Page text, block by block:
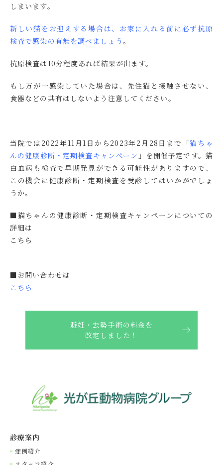
しまいます。
新しい猫をお迎えする場合は、お家に入れる前に必ず抗原
検査で感染の有無を調べましょう 。
抗原検査は10分程度あれば結果が出ます。
もし万が一感染していた場合は、先住猫と接触させない、
食器などの共有はしないよう注意してください。
当院では2022年11月1日から2023年2月28日まで 「猫ちゃ
んの健康診断・定期検査キャンペーン 」 を開催予定です。猫
白血病も検査で早期発見ができる可能性がありますので、
この機会に健康診断・定期検査を受診してはいかがでしょ
うか。
■猫ちゃんの健康診断・定期検査キャンペーンについての
詳細は
こちら
■お問い合わせは
こちら
避妊・去勢手術の料金を
改定しました！
診療案内
症例紹介